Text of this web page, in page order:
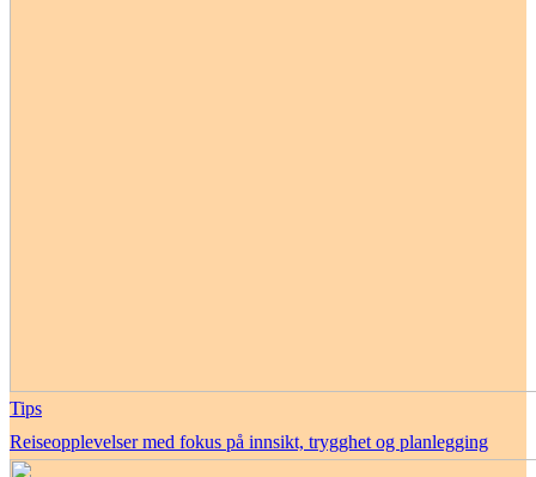
Tips
Reiseopplevelser med fokus på innsikt, trygghet og planlegging